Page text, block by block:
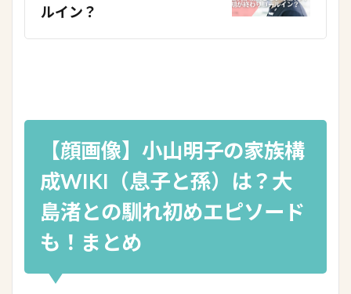
ルイン？
【顔画像】小山明子の家族構
成WIKI（息子と孫）は？大
島渚との馴れ初めエピソード
も！まとめ